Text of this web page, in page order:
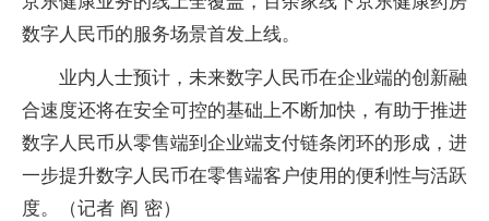
数字人民币的服务场景首发上线。
业内人士预计，未来数字人民币在企业端的创新融
合速度还将在安全可控的基础上不断加快，有助于推进
数字人民币从零售端到企业端支付链条闭环的形成，进
一步提升数字人民币在零售端客户使用的便利性与活跃
度。（记者 阎 密）